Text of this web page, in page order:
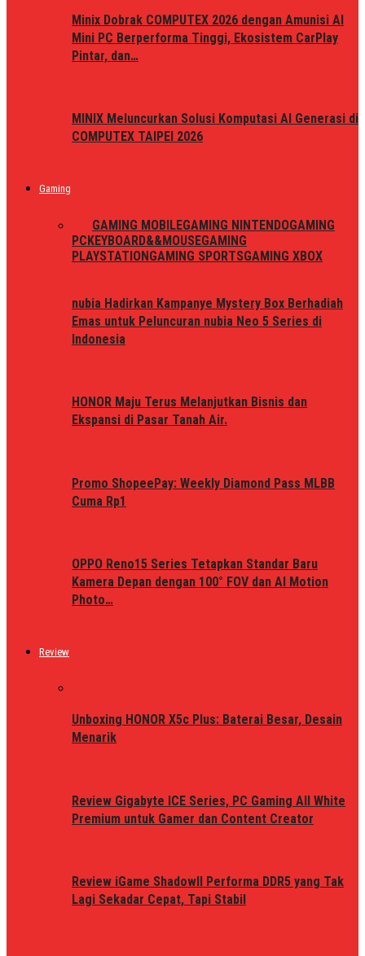
Minix Dobrak COMPUTEX 2026 dengan Amunisi AI
Mini PC Berperforma Tinggi, Ekosistem CarPlay
Pintar, dan…
MINIX Meluncurkan Solusi Komputasi AI Generasi di
COMPUTEX TAIPEI 2026
Gaming
GAMING MOBILEGAMING NINTENDOGAMING
PCKEYBOARD&&MOUSEGAMING
PLAYSTATIONGAMING SPORTSGAMING XBOX
nubia Hadirkan Kampanye Mystery Box Berhadiah
Emas untuk Peluncuran nubia Neo 5 Series di
Indonesia
HONOR Maju Terus Melanjutkan Bisnis dan
Ekspansi di Pasar Tanah Air.
Promo ShopeePay: Weekly Diamond Pass MLBB
Cuma Rp1
OPPO Reno15 Series Tetapkan Standar Baru
Kamera Depan dengan 100° FOV dan AI Motion
Photo…
Review
Unboxing HONOR X5c Plus: Baterai Besar, Desain
Menarik
Review Gigabyte ICE Series, PC Gaming All White
Premium untuk Gamer dan Content Creator
Review iGame ShadowII Performa DDR5 yang Tak
Lagi Sekadar Cepat, Tapi Stabil